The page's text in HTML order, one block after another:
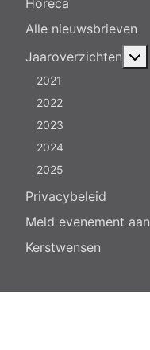
Horeca
Alle nieuwsbrieven
Jaaroverzichten
2021
2022
2023
2024
2025
Privacybeleid
Meld evenement aan
Kerstwensen